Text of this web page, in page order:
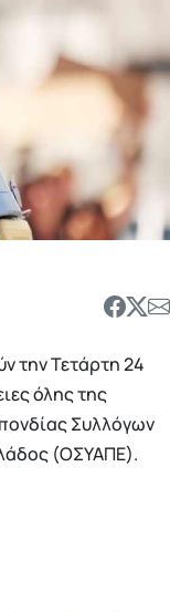
την Τετάρτη 24
όλης της
Συλλόγων
(ΟΣΥΑΠΕ).